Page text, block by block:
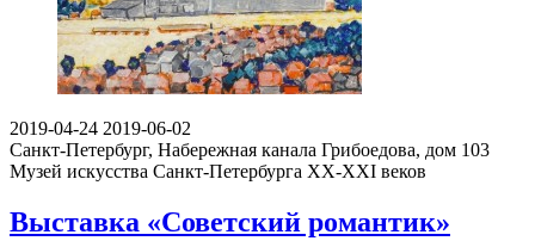
2019-04-24 2019-06-02
Санкт-Петербург, Набережная канала Грибоедова, дом 103
Музей искусства Санкт-Петербурга ХХ-ХХI веков
Выставка «Советский романтик»